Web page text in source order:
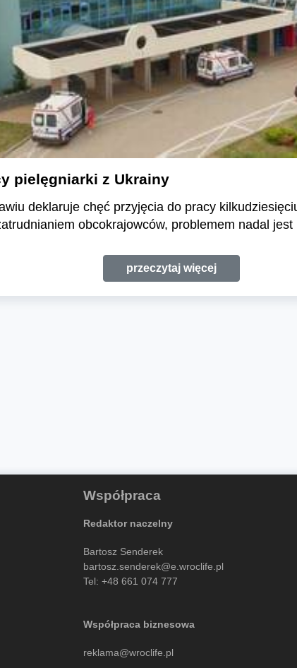
pielęgniarki z Ukrainy
deklaruje chęć przyjęcia do pracy
obcokrajowców, problemem nadal
przeczytaj więcej
Współpraca
Redaktor naczelny
Bartosz Senderek
bartosz.senderek@e.wroclife.pl
Tel: +48 661 074 777
Współpraca biznesowa
reklama@wroclife.pl